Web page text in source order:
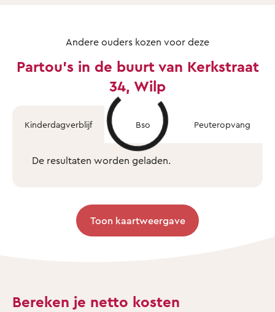
Andere ouders kozen voor deze
Partou's in de buurt van Kerkstraat
34, Wilp
Kinderdagverblijf Bso Peuteropvang
De resultaten worden geladen.
Toon kaartweergave
Bereken je netto kosten